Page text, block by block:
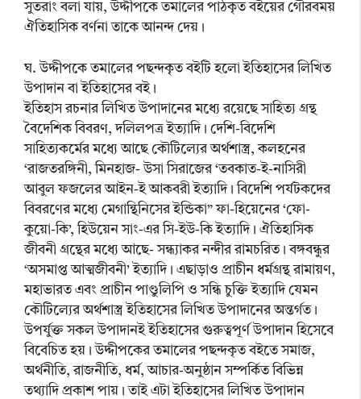
সুতরাং বলা যায়, উদ্দীপকে তমালের পাঠকৃত বইয়ের গৌরবময়
ঐতিহাসিক বর্ণনা তাকে আনন্দ দেয়।
ঘ. উদ্দীপকে তমালের পছন্দকৃত বইটি হলো ইতিহাসের লিখিত
উপাদান বা ইতিহাসের বই।
ইতিহাস রচনার লিখিত উপাদানের মধ্যে রয়েছে সাহিত্য গ্রন্থ
বৈদেশিক বিবরণ, দলিলপত্র ইত্যাদি। দেশি-বিদেশি
সাহিত্যকর্মের মধ্যে আছে কৌটিল্যের অর্থশাস্ত্র, কলহনের
‘রাজতরঙ্গিনী, মিনহাজ- উসা সিরাজের ‘তবকাত-ই-নাসিরী
আবুল ফজলের আইন-ই আকবরী ইত্যাদি। বিদেশি পর্যটকদের
বিবরণের মধ্যে মেগান্থিনিসের ইন্ডিকা” ফা-হিয়েনের ‘ফো-
কুয়ো-কি’, হিউয়েন সাং-এর সি-ইউ-কি ইত্যাদি। ঐতিহাসিক
জীবনী গ্রন্থের মধ্যে আছে- সন্ধ্যাকর নন্দীর রামচরিত। বঙ্গবন্ধুর
‘অসমাপ্ত আত্মজীবনী’ ইত্যাদি। এছাড়াও প্রাচীন ধর্মগ্রন্থ রামায়ণ,
মহাভারত এবং প্রাচীন পাণ্ডুলিপি ও সন্ধি চুক্তি ইত্যাদি যেমন
কৌটিল্যের অর্থশাস্ত্র ইতিহাসের লিখিত উপাদানের অন্তর্গত।
উপর্যুক্ত সকল উপাদানই ইতিহাসের গুরুত্বপূর্ণ উপাদান হিসেবে
বিবেচিত হয়। উদ্দীপকের তমালের পছন্দকৃত বইতে সমাজ,
অর্থনীতি, রাজনীতি, ধর্ম, আচার-অনুষ্ঠান সম্পর্কিত বিভিন্ন
তথ্যাদি প্রকাশ পায়। তাই এটা ইতিহাসের লিখিত উপাদান